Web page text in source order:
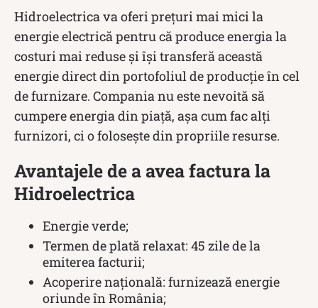
Hidroelectrica va oferi prețuri mai mici la
energie electrică pentru că produce energia la
costuri mai reduse și își transferă această
energie direct din portofoliul de producție în cel
de furnizare. Compania nu este nevoită să
cumpere energia din piață, așa cum fac alți
furnizori, ci o folosește din propriile resurse.
Avantajele de a avea factura la
Hidroelectrica
Energie verde;
Termen de plată relaxat: 45 zile de la
emiterea facturii;
Acoperire națională: furnizează energie
oriunde în România;